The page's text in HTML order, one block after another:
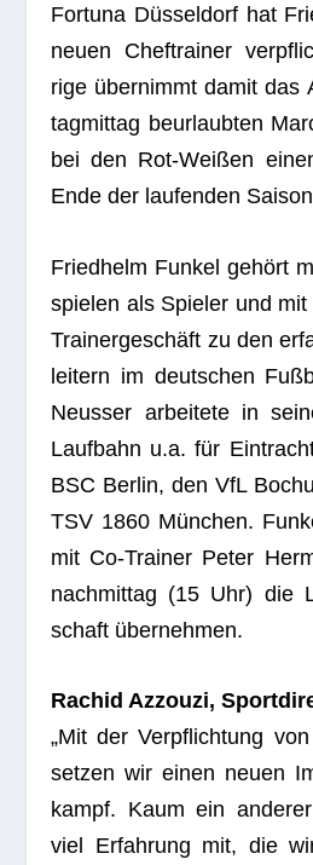
For­tuna Düs­sel­dorf hat
neuen Chef­trai­ner
rige über­nimmt damit
tag­mit­tag beur­laub­ten
bei den Rot-Wei­ßen
Ende der lau­fen­den
Fried­helm Fun­kel gehört
spie­len als Spie­ler und
Trai­ner­ge­schäft zu den
lei­tern im deut­schen
Neus­ser arbei­tete in
Lauf­bahn u.a. für
BSC Ber­lin, den VfL
TSV 1860 Mün­chen.
mit Co-Trai­ner Peter
nach­mit­tag (15 Uhr) die
schaft übernehmen.
Rachid Azzouzi,
„Mit der Ver­pflich­tung
set­zen wir einen neuen
kampf. Kaum ein
viel Erfah­rung mit, die